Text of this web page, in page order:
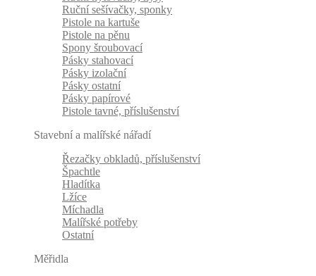
Ruční sešívačky, sponky
Pistole na kartuše
Pistole na pěnu
Spony šroubovací
Pásky stahovací
Pásky izolační
Pásky ostatní
Pásky papírové
Pistole tavné, příslušenství
Stavební a malířské nářadí
Řezačky obkladů, příslušenství
Špachtle
Hladítka
Lžíce
Míchadla
Malířské potřeby
Ostatní
Měřidla